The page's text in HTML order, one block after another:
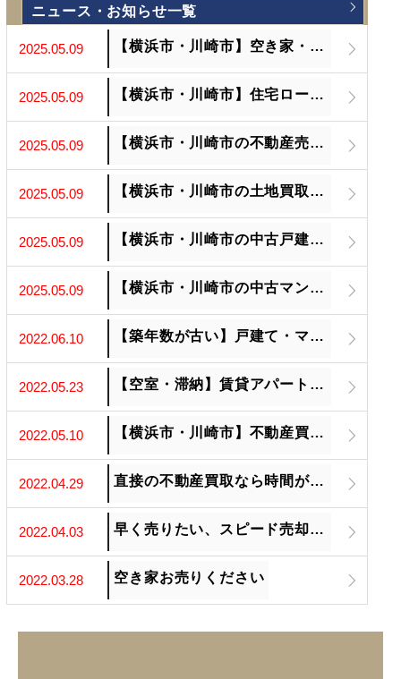
ニュース・お知らせ一覧
2025.05.09 【横浜市・川崎市】空き家・相続不動産の売却、お困りではありませんか？
2025.05.09 【横浜市・川崎市】住宅ローンの支払いが厳しい方の売却もお任せください。未来への再スタートを全力でサポート
2025.05.09 【横浜市・川崎市の不動産売却はお任せください】あなたの不動産、未来へ繋ぎます
2025.05.09 【横浜市・川崎市の土地買取ります】眠れるあなたの土地、新たな価値を創造しませんか
2025.05.09 【横浜市・川崎市の中古戸建買取ります】あなたの想い出を、未来へ繋ぐ
2025.05.09 【横浜市・川崎市の中古マンション買取ます】あなたの資産、次なる価値へ
2022.06.10 【築年数が古い】戸建て・マンションご相談ください
2022.05.23 【空室・滞納】賃貸アパートを売りたい方
2022.05.10 【横浜市・川崎市】不動産買取を強化しています。
2022.04.29 直接の不動産買取なら時間がかかりません
2022.04.03 早く売りたい、スピード売却したい方はご相談ください
2022.03.28 空き家お売りください